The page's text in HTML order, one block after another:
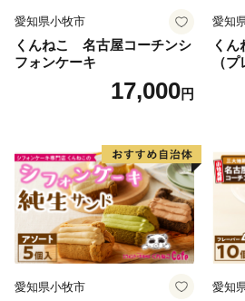
策を着実に進めていくことで、そ
んでいます。
ご支援をよろしくお願いします。
愛知県小牧市
くんねこ 名古屋コーチンシ
フォンケーキ
17,000円
愛知
く
（
愛知県小牧市 愛知